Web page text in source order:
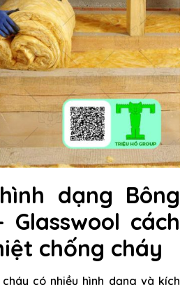
dạng Bông
cách
chống cháy
có nhiều hình dạng và kích